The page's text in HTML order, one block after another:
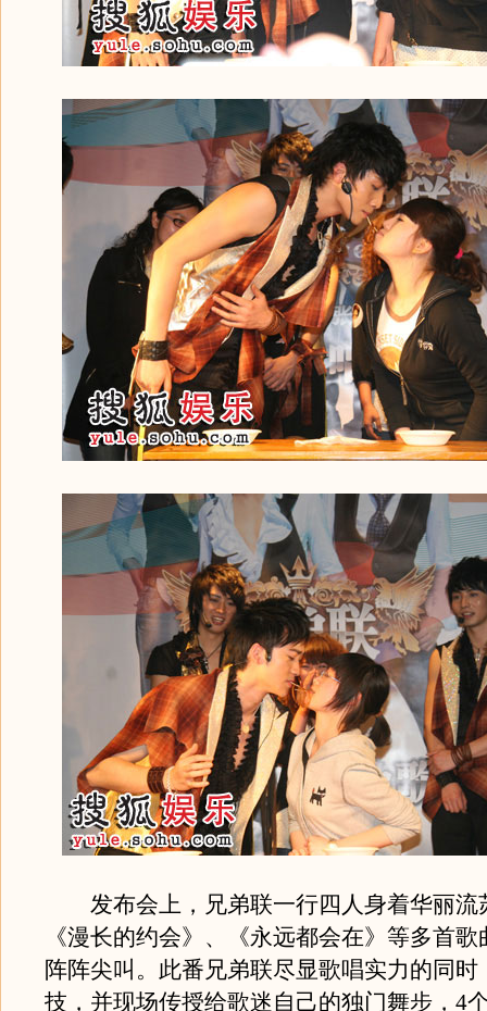
发布会上，兄弟联一行四人身着华丽流
《漫长的约会》、《永远都会在》等多首
阵阵尖叫。此番兄弟联尽显歌唱实力的同时
技，并现场传授给歌迷自己的独门舞步，4